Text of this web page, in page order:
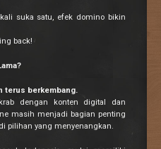
suka satu, efek domino bikin
back!
terus berkembang.
dengan konten digital dan
masih menjadi bagian penting
pilihan yang menyenangkan.